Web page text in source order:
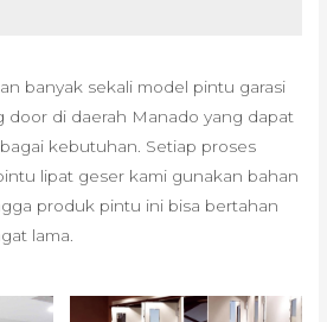
banyak sekali model pintu garasi
door di daerah Manado yang dapat
kebutuhan. Setiap proses
lipat geser kami gunakan bahan
produk pintu ini bisa bertahan
lama.